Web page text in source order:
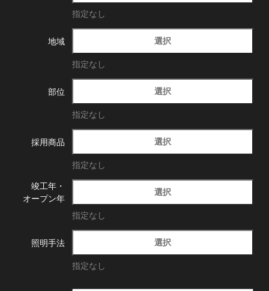
指定なし
地域 選択
指定なし
部位 選択
指定なし
採用商品 選択
指定なし
竣工年・
オープン年
選択
指定なし
照明手法 選択
指定なし